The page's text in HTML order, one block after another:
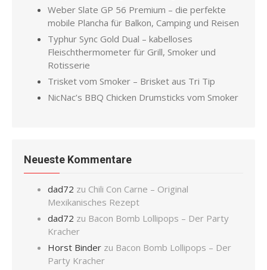
Weber Slate GP 56 Premium – die perfekte
mobile Plancha für Balkon, Camping und Reisen
Typhur Sync Gold Dual – kabelloses
Fleischthermometer für Grill, Smoker und
Rotisserie
Trisket vom Smoker – Brisket aus Tri Tip
NicNac’s BBQ Chicken Drumsticks vom Smoker
Neueste Kommentare
dad72 zu Chili Con Carne – Original
Mexikanisches Rezept
dad72 zu Bacon Bomb Lollipops – Der Party
Kracher
Horst Binder zu Bacon Bomb Lollipops – Der
Party Kracher